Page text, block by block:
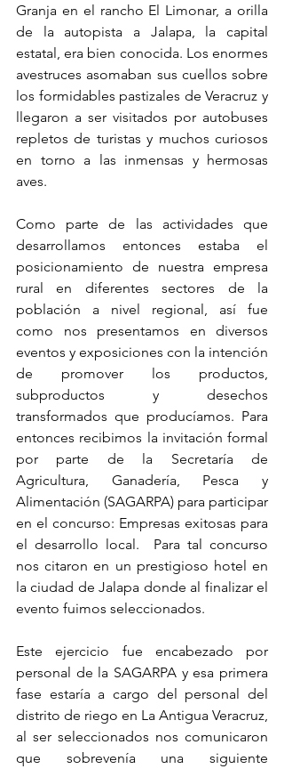
Granja en el rancho El Limonar, a orilla
de la autopista a Jalapa, la capital
estatal, era bien conocida. Los enormes
avestruces asomaban sus cuellos sobre
los formidables pastizales de Veracruz y
llegaron a ser visitados por autobuses
repletos de turistas y muchos curiosos
en torno a las inmensas y hermosas
aves.
Como parte de las actividades que
desarrollamos entonces estaba el
posicionamiento de nuestra empresa
rural en diferentes sectores de la
población a nivel regional, así fue
como nos presentamos en diversos
eventos y exposiciones con la intención
de promover los productos,
subproductos y desechos
transformados que producíamos. Para
entonces recibimos la invitación formal
por parte de la Secretaría de
Agricultura, Ganadería, Pesca y
Alimentación (SAGARPA) para participar
en el concurso: Empresas exitosas para
el desarrollo local.  Para tal concurso
nos citaron en un prestigioso hotel en
la ciudad de Jalapa donde al finalizar el
evento fuimos seleccionados.
Este ejercicio fue encabezado por
personal de la SAGARPA y esa primera
fase estaría a cargo del personal del
distrito de riego en La Antigua Veracruz,
al ser seleccionados nos comunicaron
que sobrevenía una siguiente